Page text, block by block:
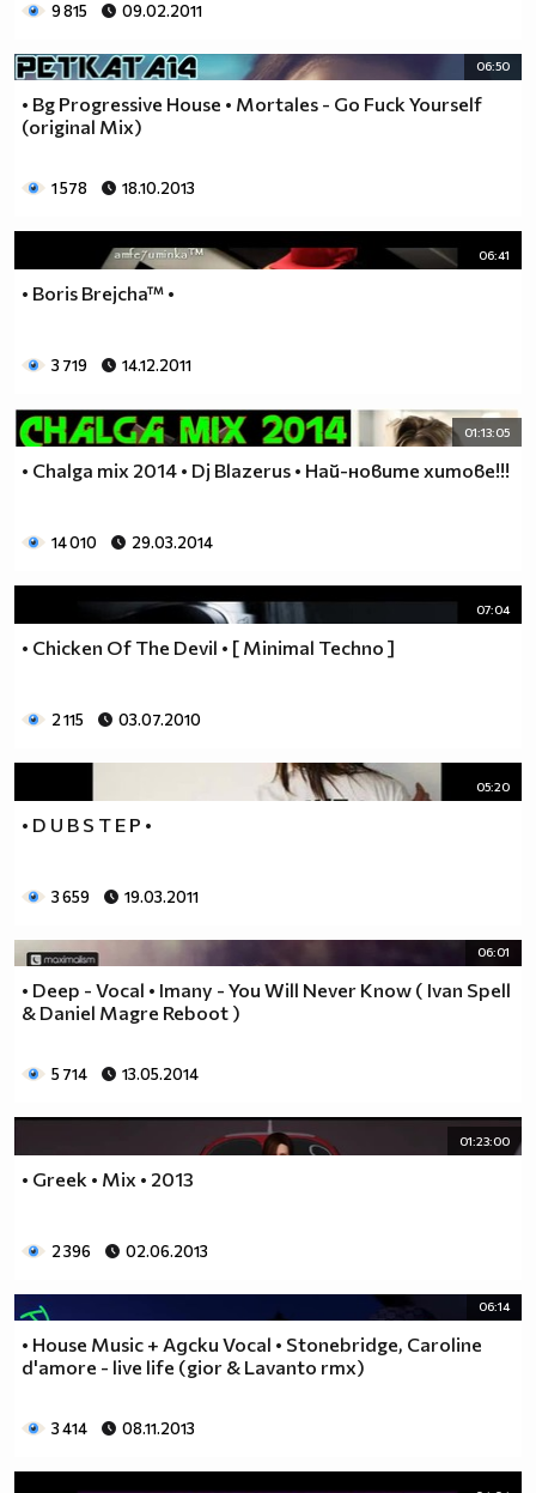
9 815 09.02.2011
06:50
• Bg Progressive House • Mortales - Go Fuck Yourself
(original Mix)
1 578 18.10.2013
06:41
• Boris Brejcha™ •
3 719 14.12.2011
01:13:05
• Chalga mix 2014 • Dj Blazerus • Най-новите хитове!!!
14 010 29.03.2014
07:04
• Chicken Of The Devil • [ Minimal Techno ]
2 115 03.07.2010
05:20
• D U B S T E P •
3 659 19.03.2011
06:01
• Deep - Vocal • Imany - You Will Never Know ( Ivan Spell
& Daniel Magre Reboot )
5 714 13.05.2014
01:23:00
• Greek • Mix • 2013
2 396 02.06.2013
06:14
• House Music + Адски Vocal • Stonebridge, Caroline
d'amore - live life (gior & Lavanto rmx)
3 414 08.11.2013